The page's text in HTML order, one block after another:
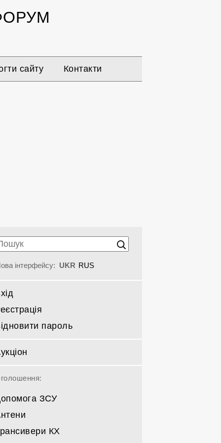
сайту Контакти
інтерфейсу: UKR RUS
пароль
ЗСУ
Спрямовані КВ
КХ